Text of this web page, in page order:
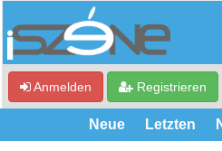
Anmelden Registrieren
Neue Letzten